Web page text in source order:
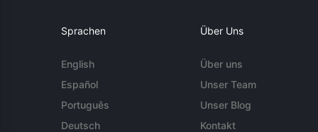
Sprachen
English
Español
Português
Deutsch
Über Uns
Über uns
Unser Team
Unser Blog
Kontakt